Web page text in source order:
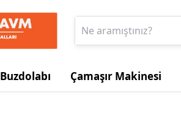
Buzdolabı Çamaşır Makinesi